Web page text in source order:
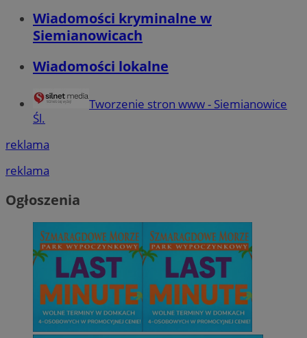
Wiadomości kryminalne w
Siemianowicach
Wiadomości lokalne
Tworzenie stron www - Siemianowice
Śl.
reklama
reklama
Ogłoszenia